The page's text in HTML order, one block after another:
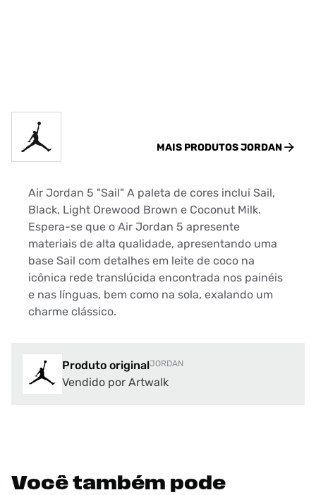
MAIS PRODUTOSJORDAN
Air Jordan 5 "Sail" A paleta de cores inclui Sail,
Black, Light Orewood Brown e Coconut Milk.
Espera-se que o Air Jordan 5 apresente
materiais de alta qualidade, apresentando uma
base Sail com detalhes em leite de coco na
icônica rede translúcida encontrada nos painéis
e nas línguas, bem como na sola, exalando um
charme clássico.
Produto originalJORDAN
Vendido por Artwalk
Você também pode